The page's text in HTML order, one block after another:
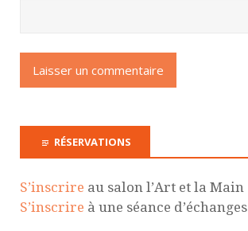
RÉSERVATIONS
S’inscrire au salon l’Art et la Main
S’inscrire à une séance d’échanges